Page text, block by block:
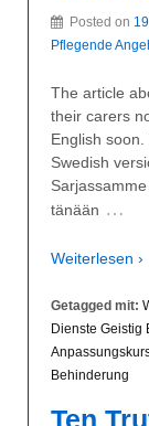
Posted on
Pflegende
The article
their carers
English
Swedish
tänään …
Weiterlesen ›
Getagged mit:
Dienste Geistig
Behinderung
Ten